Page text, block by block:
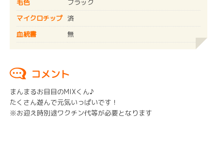
毛色
ブラック
マイクロチップ 済
血統書
無
コメント
まんまるお目目のMIXくん♪
たくさん遊んで元気いっぱいです！
※お迎え時別途ワクチン代等が必要となります